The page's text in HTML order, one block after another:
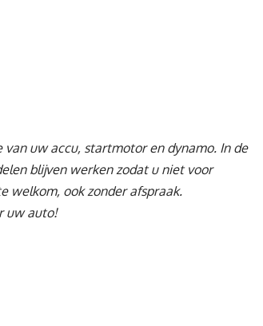
uw accu, startmotor en dynamo. In de
blijven werken zodat u niet voor
welkom, ook zonder afspraak.
uw auto!